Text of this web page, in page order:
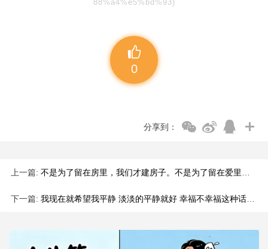
88%a4%e5%bd%93)
0
分享到：
上一篇: 不是为了留在房里，我们才建房子。不是为了留在爱里，我们才去爱。
下一篇: 我现在就希望我平静 淡淡的平静就好 幸福不幸福这种话题，我也不太想提起 我想先过好一个人的生活，等着幸福自然而然的降临 就算运气不好我也可以自己走